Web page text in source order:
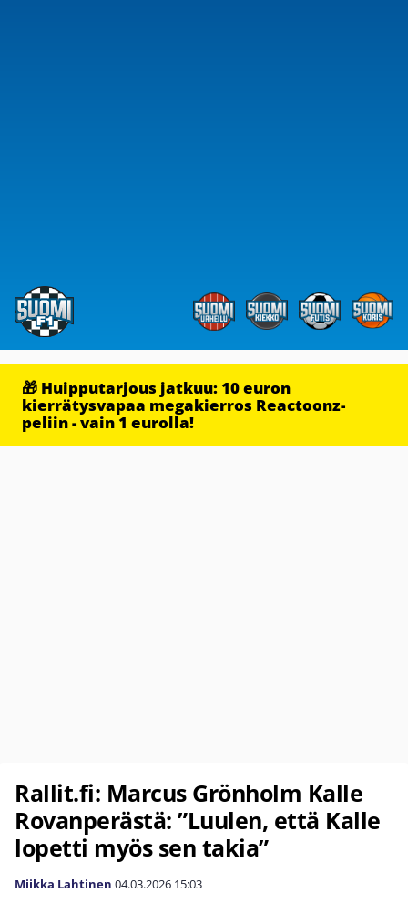
🎁 Huipputarjous jatkuu: 10 euron
kierrätysvapaa megakierros Reactoonz-
peliin - vain 1 eurolla!
Rallit.fi: Marcus Grönholm Kalle
Rovanperästä: ”Luulen, että Kalle
lopetti myös sen takia”
Miikka Lahtinen 04.03.2026 15:03